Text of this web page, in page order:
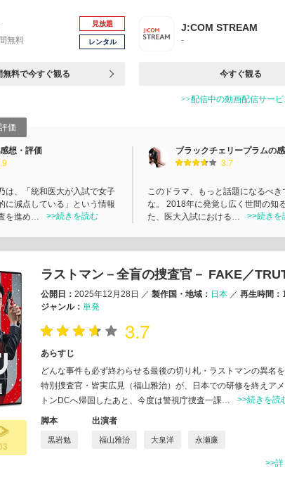
無料
見放題
レンタル
無料で今すぐ観る
J:COM STREAM
-
今すぐ観る
>>配信中の動画配信サー
価
想・評価
は、「統和医大が入試で女子
に減点している」という情報
を進め…
>>続きを読む
ブラックチェリープラムの
3.7
このドラマ、もっと話題になるべ
な。 2018年に発覚し広く世間の知
た、医大入試における…
>>続きを
ラストマン－全盲の捜査官－ FAKE／
公開日： 2025年12月28日 ／ 製作国・地域： 日本 ／ 再生時間：
ジャンル： 単発
3.7
あらすじ
どんな事件も必ず終わらせる最後の切り札・ラストマンの異名
特別捜査官・皆実広見（福山雅治）が、日本での研修を終えア
トンDCへ帰国したあと、今度は警視庁捜査一課…
>>続きを読
脚本
黒岩勉
出演者
福山雅治 大泉洋 永瀬廉
>>